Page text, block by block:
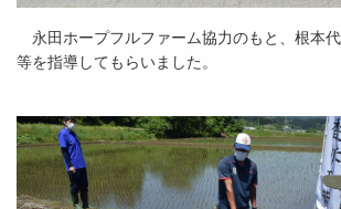
永田ホープフルファーム協力のもと、根本
等を指導してもらいました。